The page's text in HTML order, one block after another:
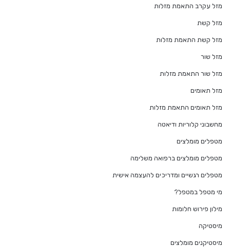
מזל עקרב התאמת מזלות
מזל קשת
מזל קשת התאמת מזלות
מזל שור
מזל שור התאמת מזלות
מזל תאומים
מזל תאומים התאמת מזלות
מחשבוני קלוריות ודיאטה
מטפלים מומלצים
מטפלים מומלצים ברפואה משלימה
מטפלים רגשיים ומדריכים להעצמה אישית
מי מטפל במטפל?
מילון פירוש חלומות
מיסטיקה
מיסטיקנים מומלצים